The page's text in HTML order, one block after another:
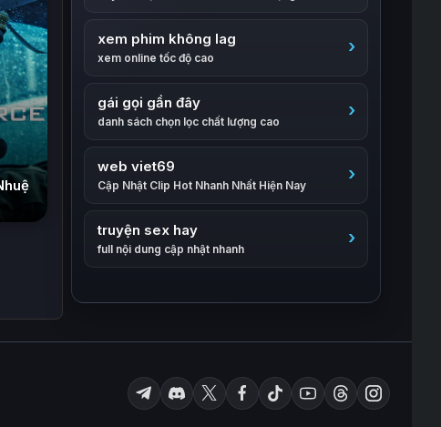
xem phim không lag
xem online tốc độ cao
gái gọi gần đây
danh sách chọn lọc chất lượng cao
web viet69
Cập Nhật Clip Hot Nhanh Nhất Hiện Nay
truyện sex hay
full nội dung cập nhật nhanh